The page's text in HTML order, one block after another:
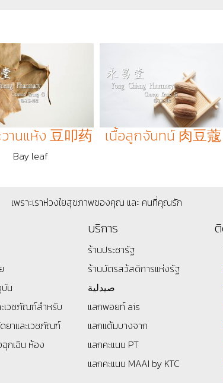
วานแห้ง 豆叩药
Bay leaf
เนื้อลูกจันทน์ 肉豆蔻
เพราะเราห่วงใยสุขภาพของคุณ และ คนที่คุณรัก
น
เวชภัณฑ์สำหรับ
ยาและเวชภัณฑ์
กเฉิน ห้อง
บริการ
ร้านประชารัฐ
ร้านบัตรสว้สดิการแห่งรัฐ
صيدلية
แลกพอยท์ ais
แลกแต้มบางจาก
แลกคะแนน PT
แลกคะแนน MAAI by KTC